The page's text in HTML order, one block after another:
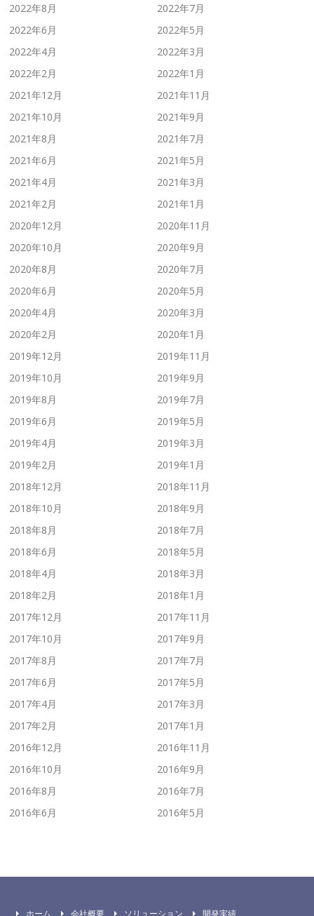
2022年8月
2022年7月
2022年6月
2022年5月
2022年4月
2022年3月
2022年2月
2022年1月
2021年12月
2021年11月
2021年10月
2021年9月
2021年8月
2021年7月
2021年6月
2021年5月
2021年4月
2021年3月
2021年2月
2021年1月
2020年12月
2020年11月
2020年10月
2020年9月
2020年8月
2020年7月
2020年6月
2020年5月
2020年4月
2020年3月
2020年2月
2020年1月
2019年12月
2019年11月
2019年10月
2019年9月
2019年8月
2019年7月
2019年6月
2019年5月
2019年4月
2019年3月
2019年2月
2019年1月
2018年12月
2018年11月
2018年10月
2018年9月
2018年8月
2018年7月
2018年6月
2018年5月
2018年4月
2018年3月
2018年2月
2018年1月
2017年12月
2017年11月
2017年10月
2017年9月
2017年8月
2017年7月
2017年6月
2017年5月
2017年4月
2017年3月
2017年2月
2017年1月
2016年12月
2016年11月
2016年10月
2016年9月
2016年8月
2016年7月
2016年6月
2016年5月
ホーム 会社概要 ソリューション 開発実績